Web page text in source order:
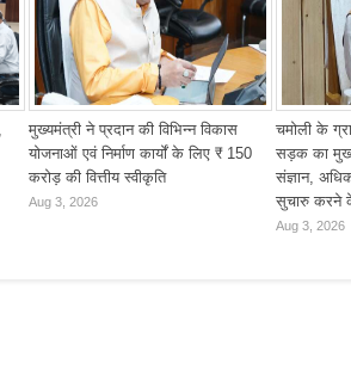
मुख्यमंत्री ने प्रदान की विभिन्न विकास
योजनाओं एवं निर्माण कार्यों के लिए ₹ 150
करोड़ की वित्तीय स्वीकृति
Aug 3, 2026
चमोली के
सड़क का
संज्ञान,
सुचारु करने के
Aug 3, 2026